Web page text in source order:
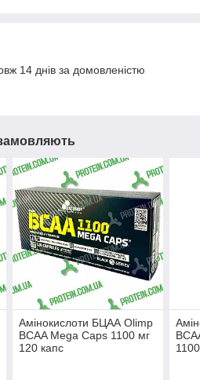
14 днів за домовленістю
Амінокислоти БЦАА Olimp
BCAA Mega Caps 1100 мг
120 капс